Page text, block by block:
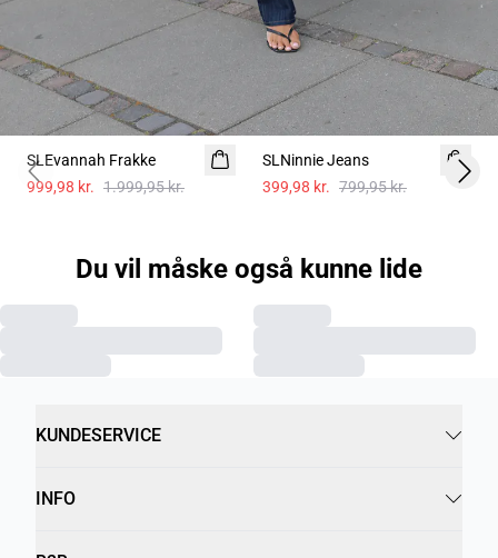
SLEvannah Frakke
999,98 kr. 1.999,95 kr.
-50%
SLNinnie Jeans
399,98 kr. 799,95 kr.
Previous slide Next
Du vil måske også kunne lide
KUNDESERVICE
INFO